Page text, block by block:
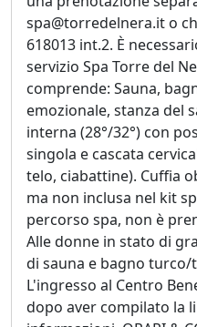
spa@torredelnera.it o
618013 int.2. È
servizio Spa Torre del
comprende: Sauna,
emozionale, stanza del
interna (28°/32°) con
singola e cascata
telo, ciabattine). Cuffia
ma non inclusa nel kit
percorso spa, non è
Alle donne in stato di
di sauna e bagno turco/
L'ingresso al Centro
dopo aver compilato la